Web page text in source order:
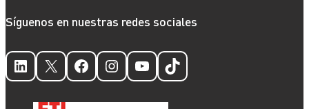
Síguenos en nuestras redes sociales
LinkedIn
X Facebook
Instagram
YouTube
TikTok